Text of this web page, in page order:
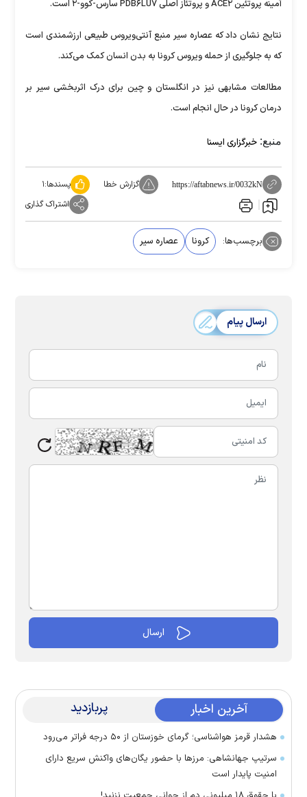
آمینه پروتئین ACE۲ و پروتئاز اصلی PDB۶LU۷ سارس-کوو-۲ است.
نتایج نشان داد که عصاره سیر منبع آنتی‌ویروس طبیعی ارزشمندی است
که به جلوگیری از حمله ویروس کرونا به بدن انسان کمک می‌کند.
مطالعات مشابهی نیز در انگلستان و چین برای درک اثربخشی سیر بر
درمان کرونا در حال انجام است.
منبع: خبرگزاری ایسنا
https://aftabnews.ir/0032kN گزارش خطا پسندها:۱
اشتراک گذاری
برچسب‌ها: کرونا عصاره سیر
ارسال پیام
آخرین اخبار پربازدید
هشدار قرمز هواشناسی؛ گرمای خوزستان از ۵۰ درجه فراتر می‌رود
سرتیپ جهانشاهی: مرز‌ها با حضور یگان‌های واکنش سریع دارای
امنیت پایدار است